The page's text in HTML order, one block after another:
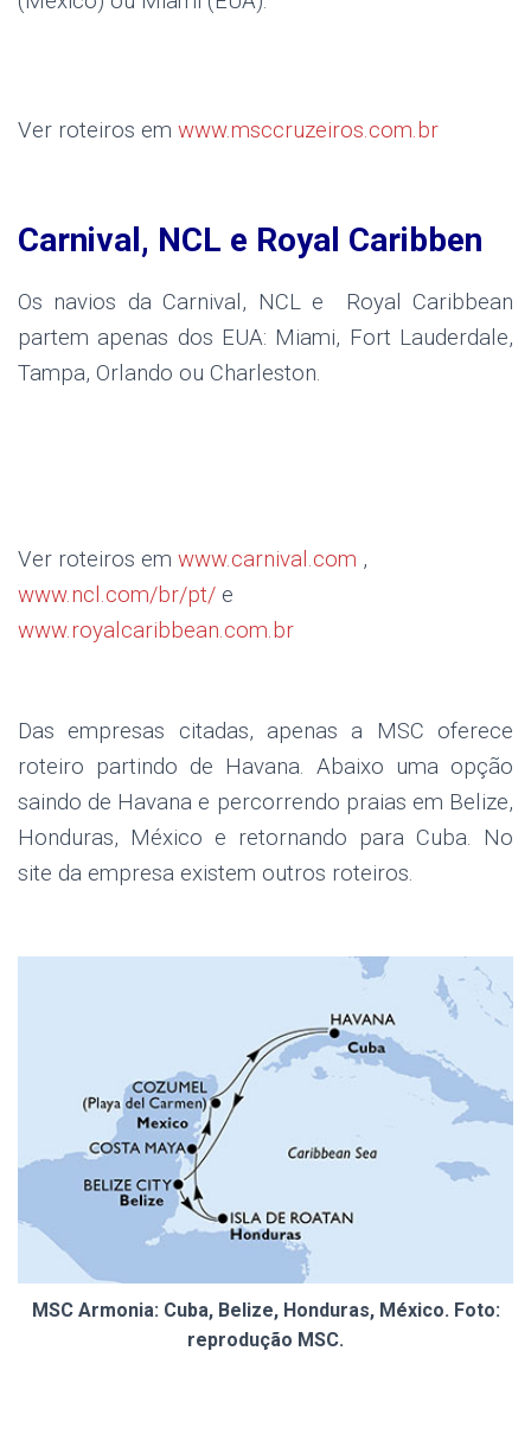
Ver roteiros em www.msccruzeiros.com.br
Carnival, NCL e Royal Caribben
Os navios da Carnival, NCL e Royal Caribbean
partem apenas dos EUA: Miami, Fort Lauderdale,
Tampa, Orlando ou Charleston.
Ver roteiros em www.carnival.com ,
www.ncl.com/br/pt/ e
www.royalcaribbean.com.br
Das empresas citadas, apenas a MSC oferece
roteiro partindo de Havana. Abaixo uma opção
saindo de Havana e percorrendo praias em Belize,
Honduras, México e retornando para Cuba. No
site da empresa existem outros roteiros.
MSC Armonia: Cuba, Belize, Honduras, México. Foto:
reprodução MSC.